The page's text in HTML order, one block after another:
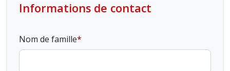
Informations de contact
Nom de famille